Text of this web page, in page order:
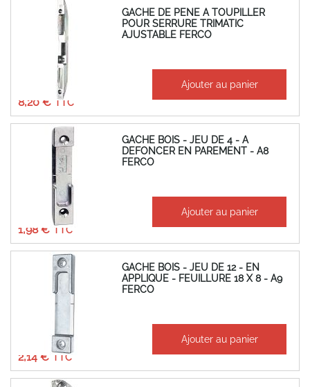
GACHE DE PENE A TOUPILLER
POUR SERRURE TRIMATIC
AJUSTABLE FERCO
8,20 €
Ajouter au panier
GACHE BOIS - JEU DE 4 - A
DEFONCER EN PAREMENT - A8
FERCO
À partir de
1,98 €
Ajouter au panier
GACHE BOIS - JEU DE 12 - EN
APPLIQUE - FEUILLURE 18 X 8 - A9
FERCO
2,14 €
Ajouter au panier